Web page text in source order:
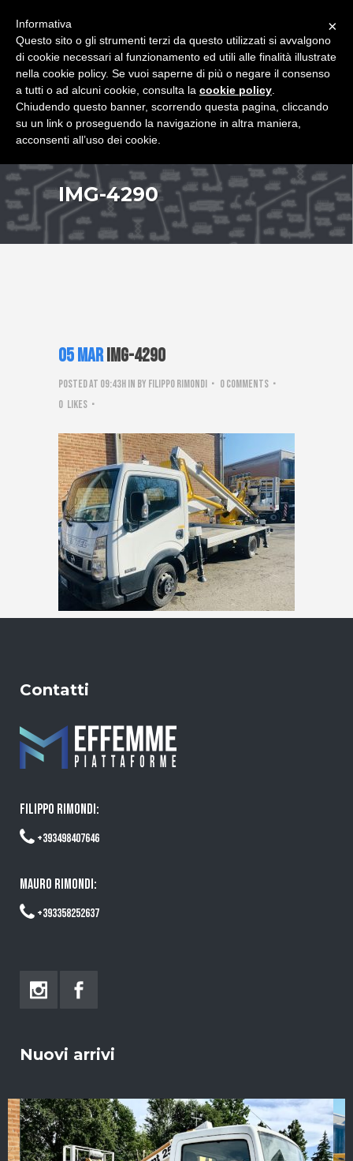
IMG-4290
05 MarIMG-4290
Posted at 09:43hin by Filippo Rimondi
0 Comments
0 Likes
Contatti
FILIPPO RIMONDI:
+393498407646
MAURO RIMONDI:
+393358252637
Nuovi arrivi
×
Informativa
Questo sito o gli strumenti terzi da questo utilizzati si avvalgono
di cookie necessari al funzionamento ed utili alle finalità illustrate
nella cookie policy. Se vuoi saperne di più o negare il consenso
a tutti o ad alcuni cookie, consulta la cookie policy
Chiudendo questo banner, scorrendo questa pagina, cliccando
su un link o proseguendo la navigazione in altra maniera,
acconsenti all’uso dei cookie.